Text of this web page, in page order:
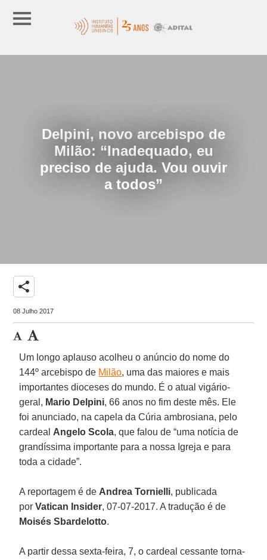
Delpini, novo arcebispo de
Milão: “Inadequado, eu
preciso de ajuda. Vou ouvir
a todos”
share
08 Julho 2017
Um longo aplauso acolheu o anúncio do nome do
144º arcebispo de Milão, uma das maiores e mais
importantes dioceses do mundo. É o atual vigário-
geral, Mario Delpini, 66 anos no fim deste mês. Ele
foi anunciado, na capela da Cúria ambrosiana, pelo
cardeal Angelo Scola, que falou de “uma notícia de
grandíssima importante para a nossa Igreja e para
toda a cidade”.
A reportagem é de Andrea Tornielli, publicada
porVatican Insider, 07-07-2017. A tradução é de
Moisés Sbardelotto.
A partir dessa sexta-feira, 7, o cardeal cessante torna-